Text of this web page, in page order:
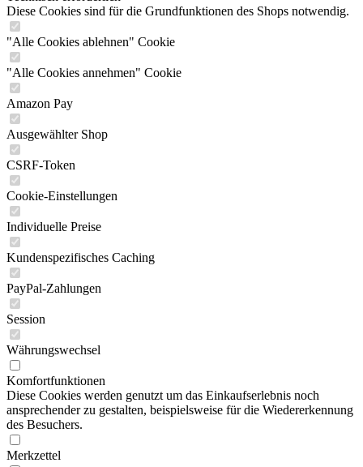
Diese Cookies sind für die Grundfunktionen des Shops notwendig.
"Alle Cookies ablehnen" Cookie
"Alle Cookies annehmen" Cookie
Amazon Pay
Ausgewählter Shop
CSRF-Token
Cookie-Einstellungen
Individuelle Preise
Kundenspezifisches Caching
PayPal-Zahlungen
Session
Währungswechsel
Komfortfunktionen
Diese Cookies werden genutzt um das Einkaufserlebnis noch
ansprechender zu gestalten, beispielsweise für die Wiedererkennung
des Besuchers.
Merkzettel